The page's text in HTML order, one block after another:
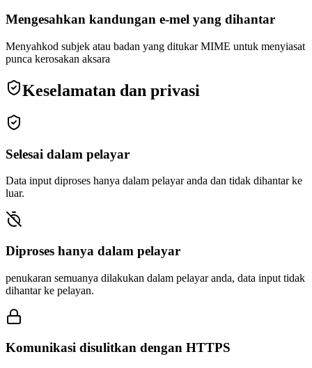
Mengesahkan kandungan e-mel yang dihantar
Menyahkod subjek atau badan yang ditukar MIME untuk menyiasat
punca kerosakan aksara
Keselamatan dan privasi
Selesai dalam pelayar
Data input diproses hanya dalam pelayar anda dan tidak dihantar ke
luar.
Diproses hanya dalam pelayar
penukaran semuanya dilakukan dalam pelayar anda, data input tidak
dihantar ke pelayan.
Komunikasi disulitkan dengan HTTPS